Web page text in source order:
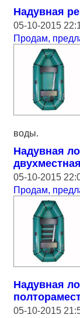
Надувная
05-10-2015
Продам,
воды.
Надувная
05-10-2015
Продам,
Надувная
05-10-2015